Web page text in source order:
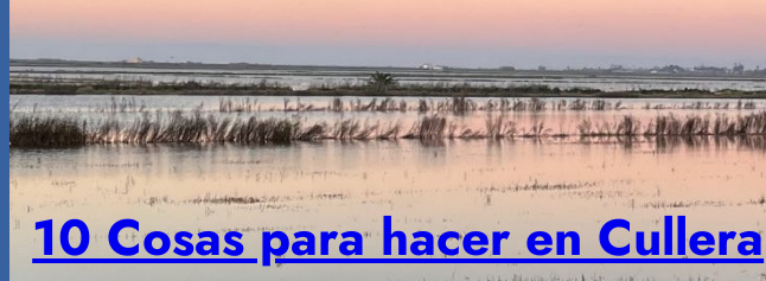
10 Cosas para hacer en Cullera